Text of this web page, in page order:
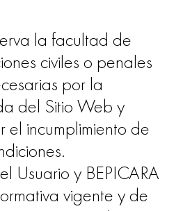
la facultad de
civiles o penales
por la
del Sitio Web y
el incumplimiento de
Usuario y BEPICARA
vigente y de